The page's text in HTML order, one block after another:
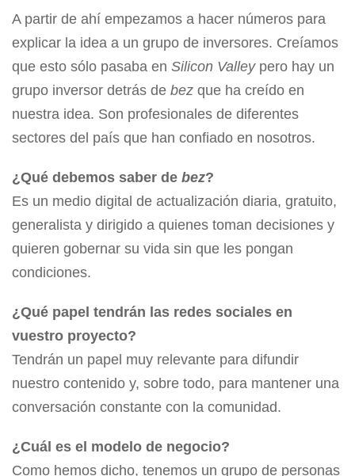
A partir de ahí empezamos a hacer números para
explicar la idea a un grupo de inversores. Creíamos
que esto sólo pasaba en Silicon Valleypero hay un
grupo inversor detrás de bez que ha creído en
nuestra idea. Son profesionales de diferentes
sectores del país que han confiado en nosotros.
¿Qué debemos saber de bez?
Es un medio digital de actualización diaria, gratuito,
generalista y dirigido a quienes toman decisiones y
quieren gobernar su vida sin que les pongan
condiciones.
¿Qué papel tendrán las redes sociales en
vuestro proyecto?
Tendrán un papel muy relevante para difundir
nuestro contenido y, sobre todo, para mantener una
conversación constante con la comunidad.
¿Cuál es el modelo de negocio?
Como hemos dicho, tenemos un grupo de personas